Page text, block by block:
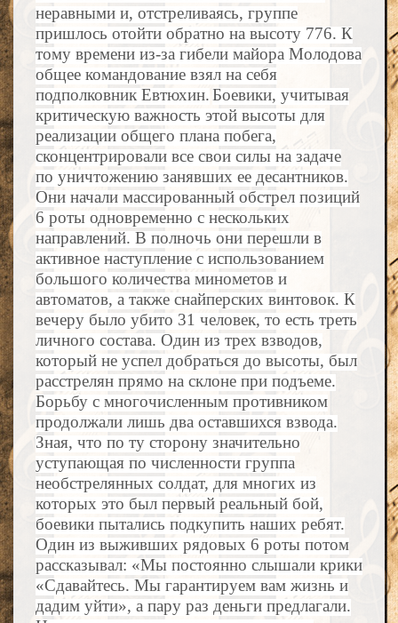
неравными и, отстреливаясь, группе
пришлось отойти обратно на высоту 776. К
тому времени из-за гибели майора Молодова
общее командование взял на себя
подполковник Евтюхин.Боевики, учитывая
критическую важность этой высоты для
реализации общего плана побега,
сконцентрировали все свои силы на задаче
по уничтожению занявших ее десантников.
Они начали массированный обстрел позиций
6 роты одновременно с нескольких
направлений. В полночь они перешли в
активное наступление с использованием
большого количества минометов и
автоматов, а также снайперских винтовок. К
вечеру было убито 31 человек, то есть треть
личного состава. Один из трех взводов,
который не успел добраться до высоты, был
расстрелян прямо на склоне при подъеме.
Борьбу с многочисленным противником
продолжали лишь два оставшихся взвода.
Зная, что по ту сторону значительно
уступающая по численности группа
необстрелянных солдат, для многих из
которых это был первый реальный бой,
боевики пытались подкупить наших ребят.
Один из выживших рядовых 6 роты потом
рассказывал: «Мы постоянно слышали крики
«Сдавайтесь. Мы гарантируем вам жизнь и
дадим уйти», а пару раз деньги предлагали.